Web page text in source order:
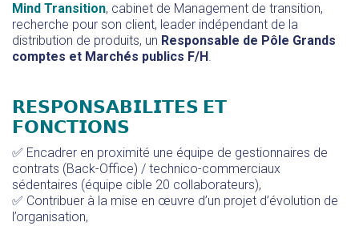
Mind Transition, cabinet de Management de transition,
recherche pour son client, leader indépendant de la
distribution de produits, un Responsable de Pôle Grands
comptes et Marchés publics F/H.
𝗥𝗘𝗦𝗣𝗢𝗡𝗦𝗔𝗕𝗜𝗟𝗜𝗧𝗘𝗦 𝗘𝗧
𝗙𝗢𝗡𝗖𝗧𝗜𝗢𝗡𝗦
✅ Encadrer en proximité une équipe de gestionnaires de
contrats (Back-Office) / technico-commerciaux
sédentaires (équipe cible 20 collaborateurs),
✅ Contribuer à la mise en œuvre d’un projet d’évolution de
l’organisation,